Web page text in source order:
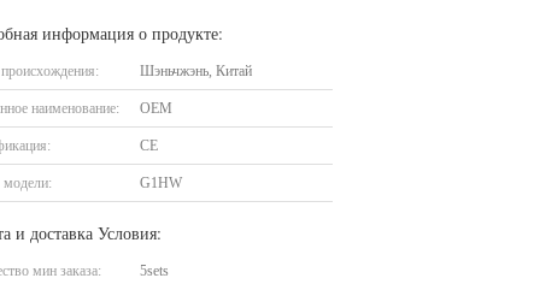
информация о продукте:
Шэньчжэнь, Китай
наименование: OEM
CE
G1HW
и доставка Условия:
мин заказа: 5sets